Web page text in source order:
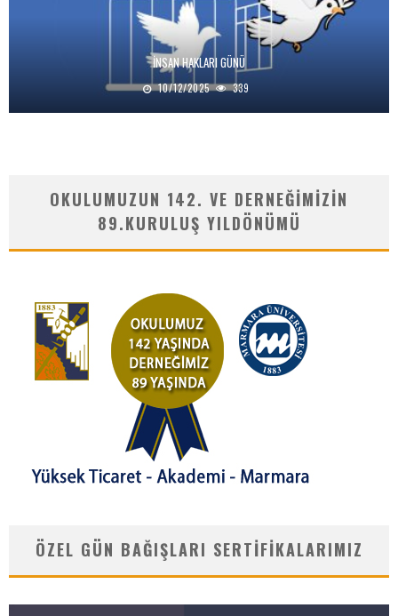
İNSAN HAKLARI GÜNÜ
10/12/2025 339
OKULUMUZUN 142. VE DERNEĞIMIZIN
89.KURULUŞ YILDÖNÜMÜ
ÖZEL GÜN BAĞIŞLARI SERTIFIKALARIMIZ